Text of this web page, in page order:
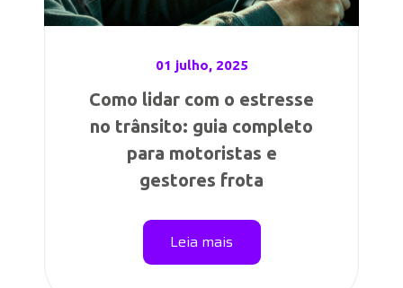
01 julho, 2025
Como lidar com o estresse
no trânsito: guia completo
para motoristas e
gestores frota
Leia mais